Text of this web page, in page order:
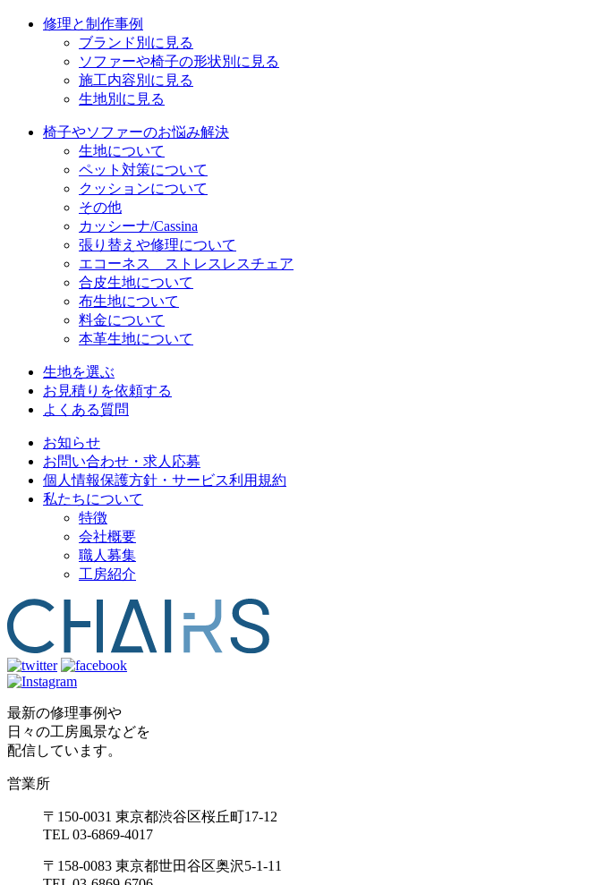
修理と制作事例
ブランド別に見る
ソファーや椅子の形状別に見る
施工内容別に見る
生地別に見る
椅子やソファーのお悩み解決
生地について
ペット対策について
クッションについて
その他
カッシーナ/Cassina
張り替えや修理について
エコーネス ストレスレスチェア
合皮生地について
布生地について
料金について
本革生地について
生地を選ぶ
お見積りを依頼する
よくある質問
お知らせ
お問い合わせ・求人応募
個人情報保護方針・サービス利用規約
私たちについて
特徴
会社概要
職人募集
工房紹介
最新の修理事例や
日々の工房風景などを
配信しています。
営業所
〒150-0031 東京都渋谷区桜丘町17-12
TEL 03-6869-4017
〒158-0083 東京都世田谷区奥沢5-1-11